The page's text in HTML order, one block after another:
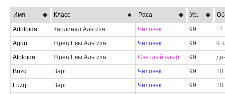
Имя Класс Раса Ур.
Adoloida Кардинал Альгиза Человек 99+
14
Agun
Жрец Евы Альгиза Человек 99+
9
Atoloida
Жрец Евы Альгиза Светлый эльф 99+
Buzq
Варг Человек 99+
20
Fuzq
Варг Человек 99+
20